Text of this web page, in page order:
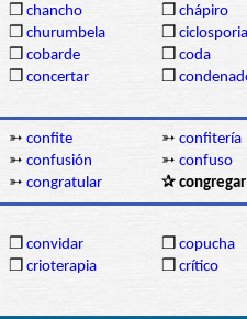
❒ chancho ❒ chápiro
❒ churumbela ❒
❒ cobarde ❒ coda
❒ concertar ❒
➳ confite ➳ confitería
➳ confusión ➳ confuso
➳ congratular ✰ congregar
❒ convidar ❒ copucha
❒ crioterapia ❒ crítico